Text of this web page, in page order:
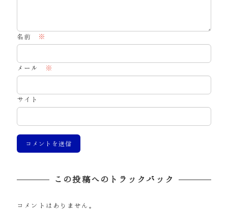
名前 ※
メール ※
サイト
この投稿へのトラックバック
コメントはありません。